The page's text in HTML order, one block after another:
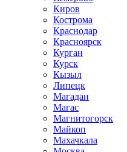
Киров
Кострома
Краснодар
Красноярск
Курган
Курск
Кызыл
Липецк
Магадан
Магас
Магнитогорск
Майкоп
Махачкала